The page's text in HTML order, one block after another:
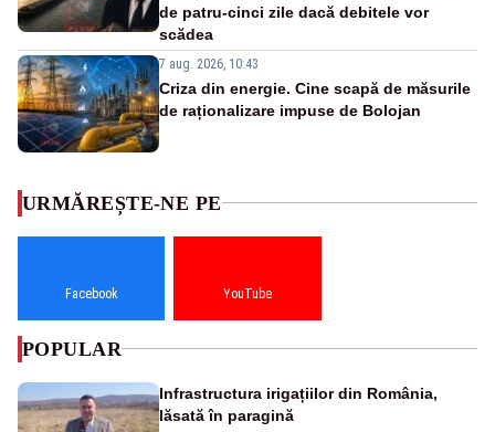
de patru-cinci zile dacă debitele vor
scădea
7 aug. 2026, 10:43
Criza din energie. Cine scapă de măsurile
de raționalizare impuse de Bolojan
URMĂREȘTE-NE PE
Facebook YouTube
POPULAR
Infrastructura irigațiilor din România,
lăsată în paragină